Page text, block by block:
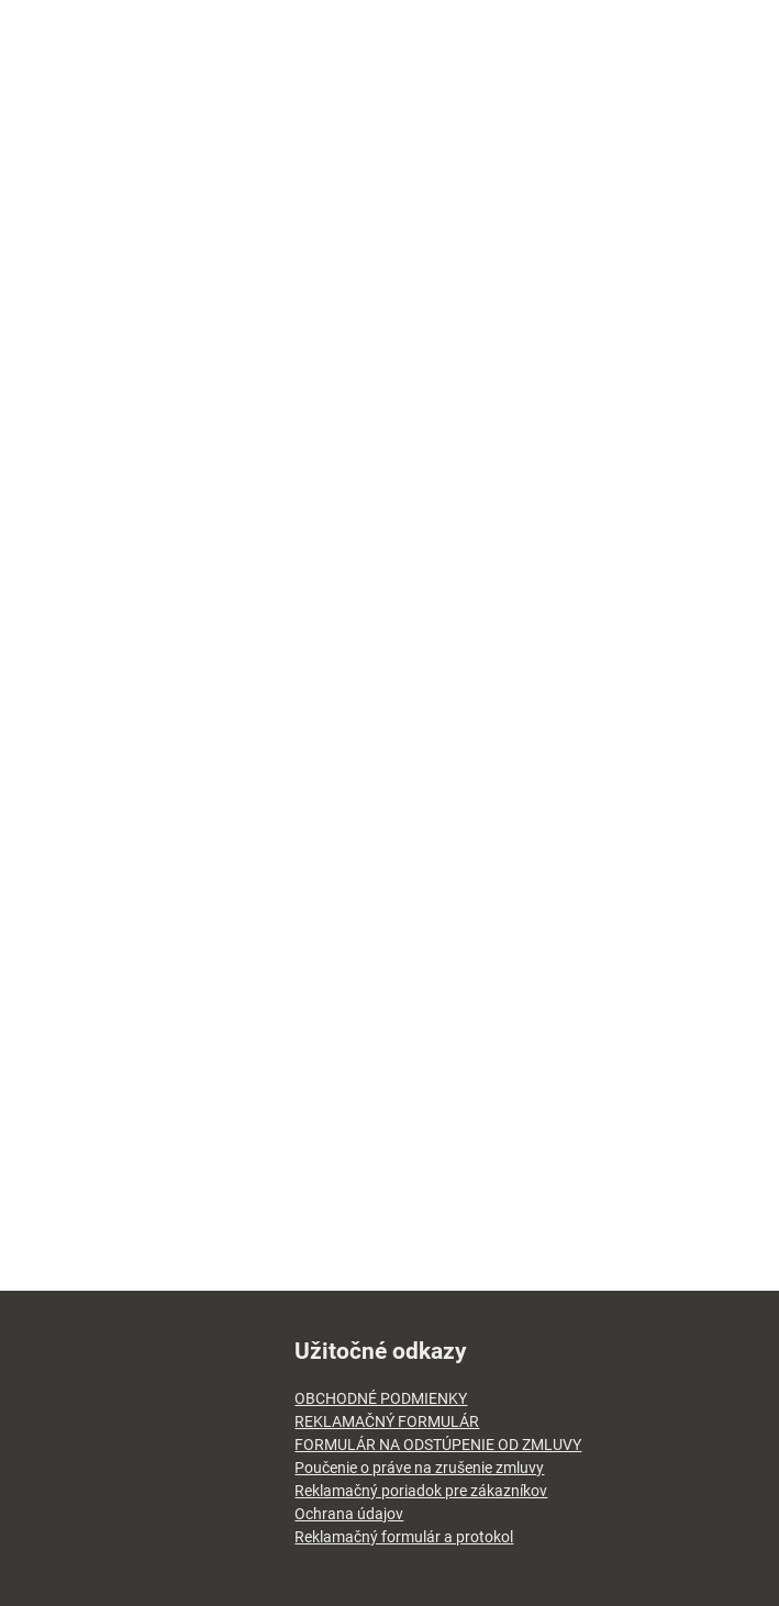
Užitočné odkazy
OBCHODNÉ PODMIENKY
REKLAMAČNÝ FORMULÁR
FORMULÁR NA ODSTÚPENIE OD ZMLUVY
Poučenie o práve na zrušenie zmluvy
Reklamačný poriadok pre zákazníkov
Ochrana údajov
Reklamačný formulár a protokol